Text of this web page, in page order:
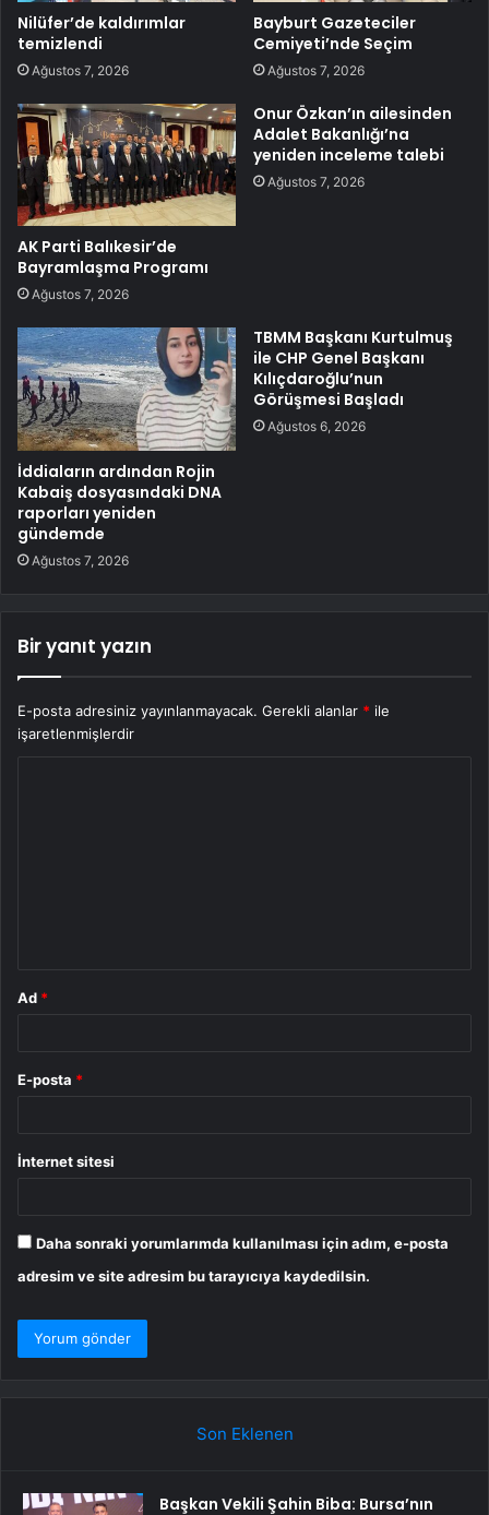
Nilüfer’de kaldırımlar
temizlendi
Ağustos 7, 2026
Bayburt Gazeteciler
Cemiyeti’nde Seçim
Ağustos 7, 2026
AK Parti Balıkesir’de
Bayramlaşma Programı
Ağustos 7, 2026
Onur Özkan’ın ailesinden
Adalet Bakanlığı’na
yeniden inceleme talebi
Ağustos 7, 2026
İddiaların ardından Rojin
Kabaiş dosyasındaki DNA
raporları yeniden
gündemde
Ağustos 7, 2026
TBMM Başkanı Kurtulmuş
ile CHP Genel Başkanı
Kılıçdaroğlu’nun
Görüşmesi Başladı
Ağustos 6, 2026
Bir yanıt yazın
E-posta adresiniz yayınlanmayacak. Gerekli alanlar * ile
işaretlenmişlerdir
Ad *
E-posta *
İnternet sitesi
Daha sonraki yorumlarımda kullanılması için adım, e-posta
adresim ve site adresim bu tarayıcıya kaydedilsin.
Son Eklenen
Başkan Vekili Şahin Biba: Bursa’nın